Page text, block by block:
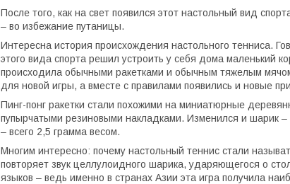
После того, как на свет появился этот настольный вид
– во избежание путаницы.
Интересна история происхождения настольного тенниса.
этого вида спорта решил устроить у себя дома маленький
происходила обычными ракетками и обычным тяжелым
для новой игры, а вместе с правилами появились и новые
Пинг-понг ракетки стали похожими на миниатюрные
пупырчатыми резиновыми накладками. Изменился и шарик –
– всего 2,5 грамма весом.
Многим интересно: почему настольный теннис стали
повторяет звук целлулоидного шарика, ударяющегося о
языков – ведь именно в странах Азии эта игра получила